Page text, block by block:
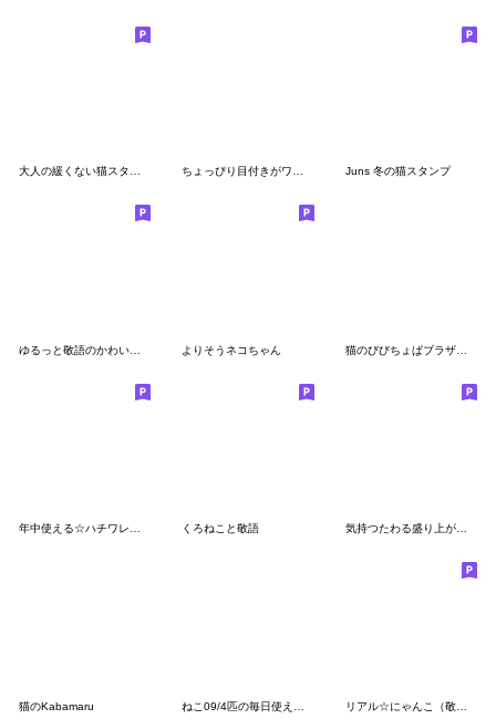
大人の緩くない猫スタンプーその２ ちょっぴり目付きがワルい猫《丁寧語》 Juns 冬の猫スタンプ
よりそうネコちゃん 猫のびびちょぱブラザーズ パート2
くろねこと敬語 気持つたわる盛り上がる、ねこスタンプ。
猫のKabamaru ねこ09/4匹の毎日使える優しいスタンプ◆冬 リアル☆にゃんこ（敬語）